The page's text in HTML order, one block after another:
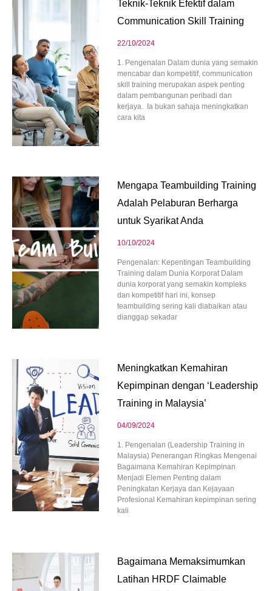
Teknik-Teknik Efektif dalam
Communication Skill Training
22/10/2024
1. Pengenalan Dalam dunia yang semakin
mencabar dan kompetitif, communication
skill training merupakan aspek penting
dalam pembangunan peribadi dan
kerjaya. Ia bukan sahaja meningkatkan
cara kita
Mengapa Teambuilding Training
Adalah Pelaburan Berharga
untuk Syarikat Anda
10/10/2024
Pengenalan: Kepentingan Teambuilding
Training dalam Dunia Korporat Dalam
dunia korporat yang semakin kompleks
dan kompetitif hari ini, konsep
teambuilding sering kali diabaikan atau
dianggap sekadar
Meningkatkan Kemahiran
Kepimpinan dengan ‘Leadership
Training in Malaysia’
04/09/2024
1. Pengenalan (Leadership Training in
Malaysia) Penerangan Ringkas Mengenai
Bagaimana Kemahiran Kepimpinan
Menjadi Elemen Penting dalam
Peningkatan Kerjaya dan Kejayaan
Profesional Kemahiran kepimpinan sering
kali
Bagaimana Memaksimumkan
Latihan HRDF Claimable